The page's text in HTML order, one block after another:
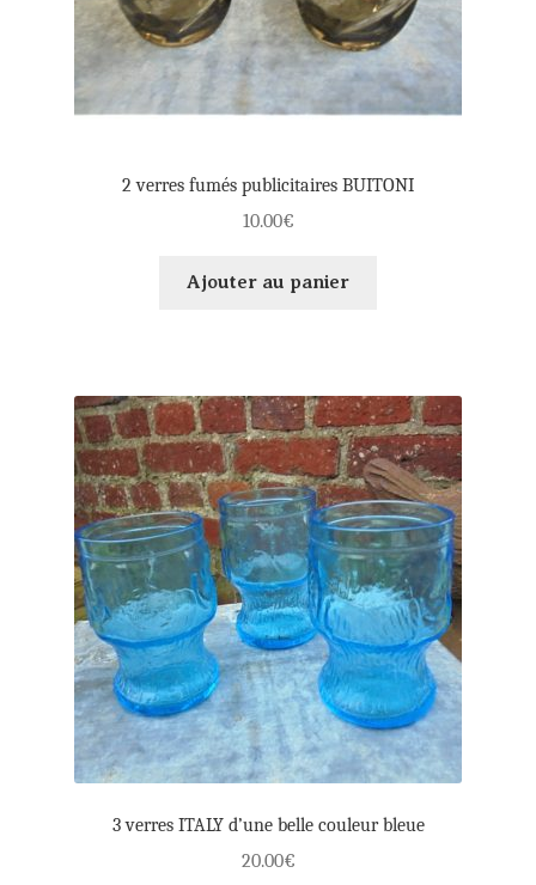
2 verres fumés publicitaires BUITONI
10.00€
Ajouter au panier
3 verres ITALY d’une belle couleur bleue
20.00€